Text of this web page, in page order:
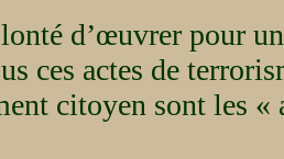
d’œuvrer pour
ces actes de
citoyen sont les «